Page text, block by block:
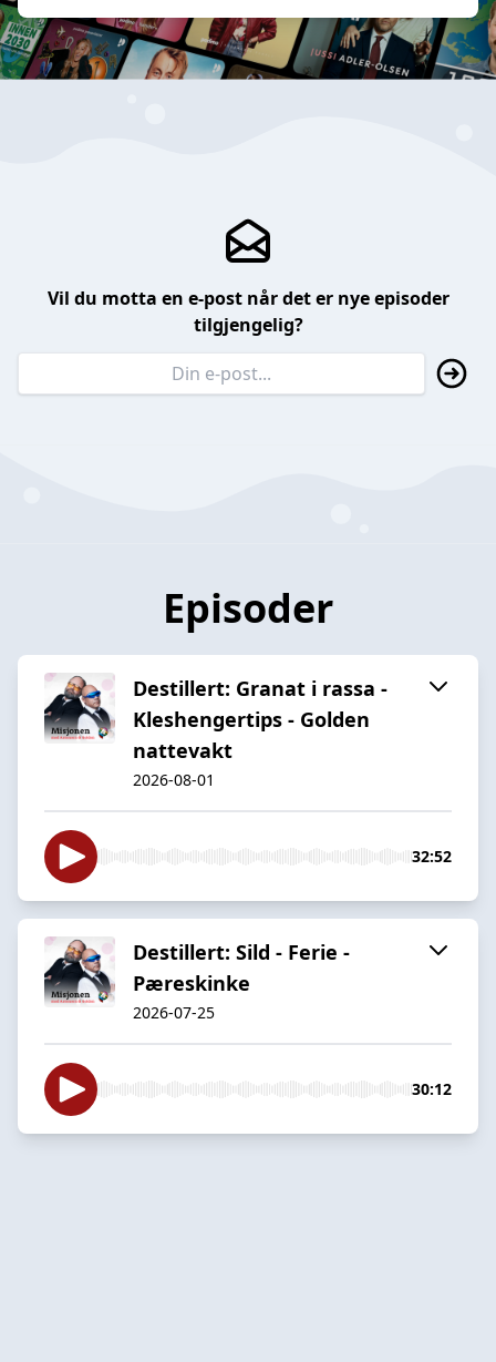
Vil du motta en e-post når det er nye episoder
tilgjengelig?
Episoder
Destillert: Granat i rassa -
Kleshengertips - Golden
nattevakt
2026-08-01
32:52
Destillert: Sild - Ferie -
Pæreskinke
2026-07-25
30:12